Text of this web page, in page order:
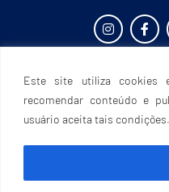
Este site utiliza cookies
recomendar conteúdo e
usuário aceita tais condições.